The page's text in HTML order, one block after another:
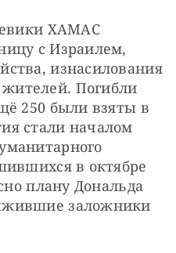
ХАМАС
с Израилем,
изнасилования
Погибли
250 были взяты в
стали началом
в октябре
плану Дональда
заложники